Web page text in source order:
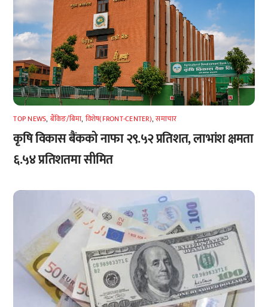
TOP NEWS, बैंकिङ/बिमा, विशेष(FRONT-CENTER),समाचार
कृषि विकास बैंकको नाफा २९.५२ प्रतिशत, लाभांश क्षमता
६.५४ प्रतिशतमा सीमित